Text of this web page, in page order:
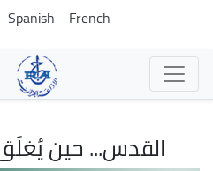
Aller
au
contenu
principal
Spanish French
القدس... حين يُغلَق